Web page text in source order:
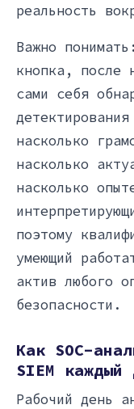
реальность
Важно
кнопка, после
сами себя
насколько
насколько
насколько
поэтому
умеющий
актив любого
безопасности.
Как SOC-
SIEM каждый
Рабочий день